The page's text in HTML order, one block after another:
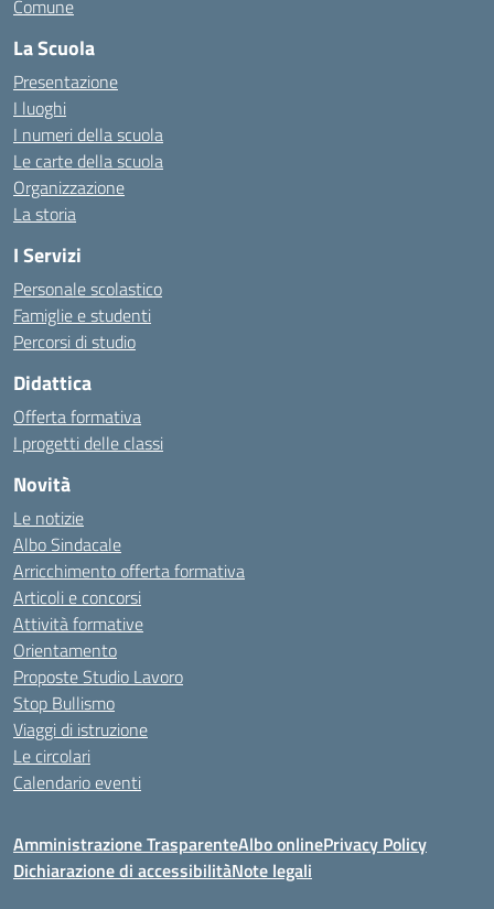
Comune
La Scuola
Presentazione
I luoghi
I numeri della scuola
Le carte della scuola
Organizzazione
La storia
I Servizi
Personale scolastico
Famiglie e studenti
Percorsi di studio
Didattica
Offerta formativa
I progetti delle classi
Novità
Le notizie
Albo Sindacale
Arricchimento offerta formativa
Articoli e concorsi
Attività formative
Orientamento
Proposte Studio Lavoro
Stop Bullismo
Viaggi di istruzione
Le circolari
Calendario eventi
Amministrazione TrasparenteAlbo onlinePrivacy Policy
Dichiarazione di accessibilitàNote legali